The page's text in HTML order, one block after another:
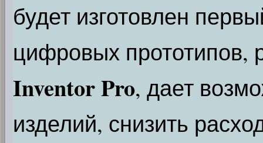
будет изготовлен
цифровых прототипов,
Inventor Pro, дает
изделий, снизить